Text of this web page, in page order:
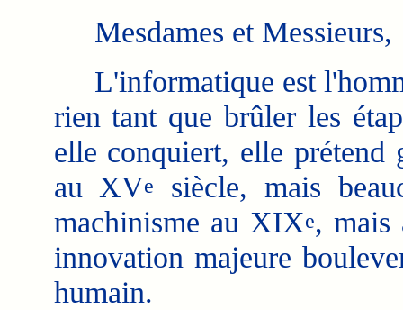
Mesdames et Messieurs,
L'informatique est
rien tant que brûler les
elle conquiert, elle prétend
au XVe
siècle, mais
machinisme au XIXe, mais
innovation majeure
humain.